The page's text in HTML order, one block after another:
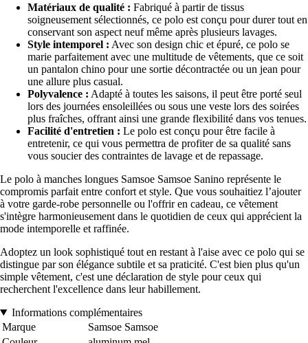
Matériaux de qualité : Fabriqué à partir de tissus
soigneusement sélectionnés, ce polo est conçu pour durer tout en
conservant son aspect neuf même après plusieurs lavages.
Style intemporel : Avec son design chic et épuré, ce polo se
marie parfaitement avec une multitude de vêtements, que ce soit
un pantalon chino pour une sortie décontractée ou un jean pour
une allure plus casual.
Polyvalence : Adapté à toutes les saisons, il peut être porté seul
lors des journées ensoleillées ou sous une veste lors des soirées
plus fraîches, offrant ainsi une grande flexibilité dans vos tenues.
Facilité d'entretien : Le polo est conçu pour être facile à
entretenir, ce qui vous permettra de profiter de sa qualité sans
vous soucier des contraintes de lavage et de repassage.
Le polo à manches longues Samsoe Samsoe Sanino représente le
compromis parfait entre confort et style. Que vous souhaitiez l’ajouter
à votre garde-robe personnelle ou l'offrir en cadeau, ce vêtement
s'intègre harmonieusement dans le quotidien de ceux qui apprécient la
mode intemporelle et raffinée.
Adoptez un look sophistiqué tout en restant à l'aise avec ce polo qui se
distingue par son élégance subtile et sa praticité. C'est bien plus qu'un
simple vêtement, c'est une déclaration de style pour ceux qui
recherchent l'excellence dans leur habillement.
Informations complémentaires
Marque
Samsoe Samsoe